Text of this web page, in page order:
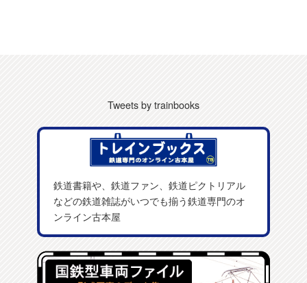
Tweets by trainbooks
鉄道書籍や、鉄道ファン、鉄道ピクトリアル
などの鉄道雑誌がいつでも揃う鉄道専門のオ
ンライン古本屋